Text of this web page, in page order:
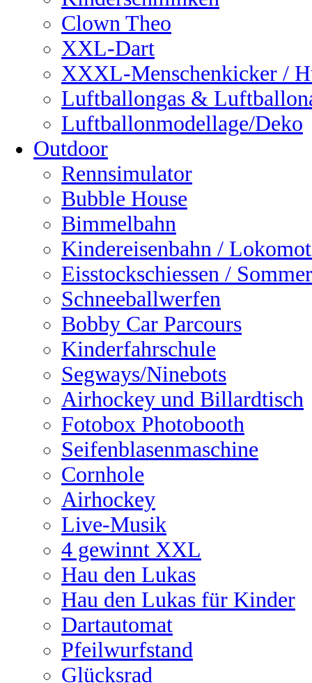
Clown Theo
XXL-Dart
XXXL-Menschenkicker /
Luftballongas &
Luftballonmodellage/Deko
Outdoor
Rennsimulator
Bubble House
Bimmelbahn
Kindereisenbahn /
Eisstockschiessen /
Schneeballwerfen
Bobby Car Parcours
Kinderfahrschule
Segways/Ninebots
Airhockey und Billardtisch
Fotobox Photobooth
Seifenblasenmaschine
Cornhole
Airhockey
Live-Musik
4 gewinnt XXL
Hau den Lukas
Hau den Lukas für Kinder
Dartautomat
Pfeilwurfstand
Glücksrad